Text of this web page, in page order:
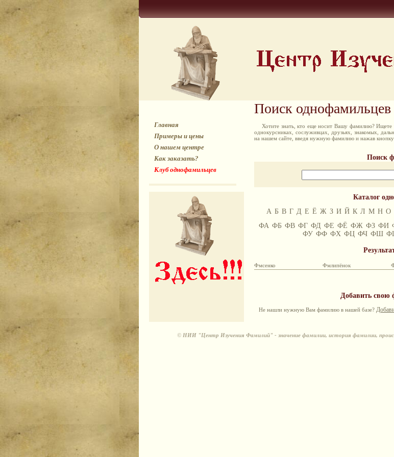
Главная
Примеры и цены
О нашем центре
Как заказать?
Клуб однофамильцев
Поиск однофамильцев
Хотите знать, кто еще носит Вашу фамилию?
однокурсниках, сослуживцах, друзьях, знакомых,
на нашем сайте, введя нужную фамилию и нажав
Поиск
Каталог
А Б В Г Д Е Ё Ж З И Й К Л М Н О
ФА ФБ ФВ ФГ ФД ФЕ ФЁ ФЖ ФЗ ФИ
ФУ ФФ ФХ ФЦ ФЧ ФШ
Фмсенко Фмлипёнок
Добавить свою
Не нашли нужную Вам фамилию в нашей базе?
© НИИ "Центр Изучения Фамилий" - значение фамилии, история фамилии,